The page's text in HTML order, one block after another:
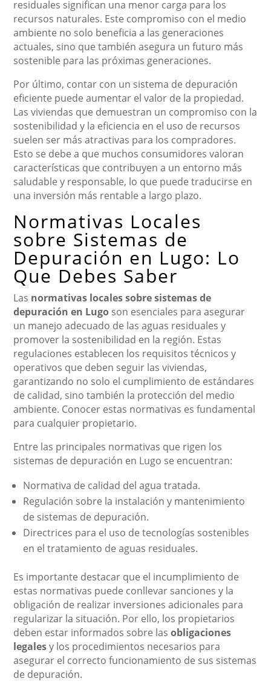
residuales significan una menor carga para los
recursos naturales. Este compromiso con el medio
ambiente no solo beneficia a las generaciones
actuales, sino que también asegura un futuro más
sostenible para las próximas generaciones.
Por último, contar con un sistema de depuración
eficiente puede aumentar el valor de la propiedad.
Las viviendas que demuestran un compromiso con la
sostenibilidad y la eficiencia en el uso de recursos
suelen ser más atractivas para los compradores.
Esto se debe a que muchos consumidores valoran
características que contribuyen a un entorno más
saludable y responsable, lo que puede traducirse en
una inversión más rentable a largo plazo.
Normativas Locales
sobre Sistemas de
Depuración en Lugo: Lo
Que Debes Saber
Las normativas locales sobre sistemas de
depuración en Lugo son esenciales para asegurar
un manejo adecuado de las aguas residuales y
promover la sostenibilidad en la región. Estas
regulaciones establecen los requisitos técnicos y
operativos que deben seguir las viviendas,
garantizando no solo el cumplimiento de estándares
de calidad, sino también la protección del medio
ambiente. Conocer estas normativas es fundamental
para cualquier propietario.
Entre las principales normativas que rigen los
sistemas de depuración en Lugo se encuentran:
Normativa de calidad del agua tratada.
Regulación sobre la instalación y mantenimiento
de sistemas de depuración.
Directrices para el uso de tecnologías sostenibles
en el tratamiento de aguas residuales.
Es importante destacar que el incumplimiento de
estas normativas puede conllevar sanciones y la
obligación de realizar inversiones adicionales para
regularizar la situación. Por ello, los propietarios
deben estar informados sobre lasobligaciones
legalesy los procedimientos necesarios para
asegurar el correcto funcionamiento de sus sistemas
de depuración.